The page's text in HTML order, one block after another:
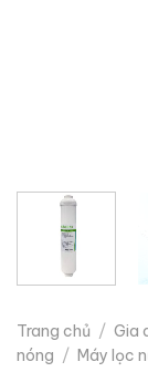
Trang chủ / Gia
nóng / Máy lọc